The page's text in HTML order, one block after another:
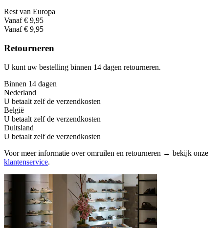
Rest van Europa
Vanaf € 9,95
Vanaf € 9,95
Retourneren
U kunt uw bestelling binnen 14 dagen retourneren.
Binnen 14 dagen
Nederland
U betaalt zelf de verzendkosten
België
U betaalt zelf de verzendkosten
Duitsland
U betaalt zelf de verzendkosten
Voor meer informatie over omruilen en retourneren → bekijk onze
klantenservice.